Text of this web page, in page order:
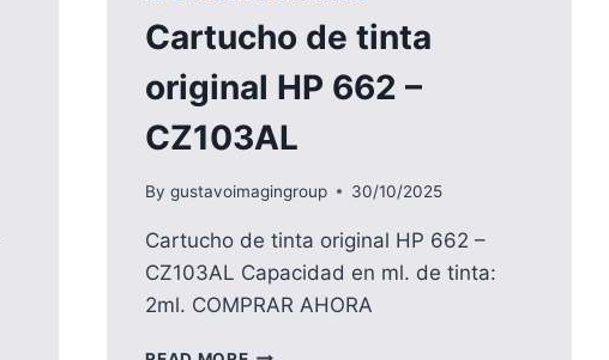
Cartucho de tinta
original HP 662 –
CZ103AL
By gustavoimagingroup 30/10/2025
Cartucho de tinta original HP 662 –
CZ103AL Capacidad en ml. de tinta:
2ml. COMPRAR AHORA
CARTUCHO